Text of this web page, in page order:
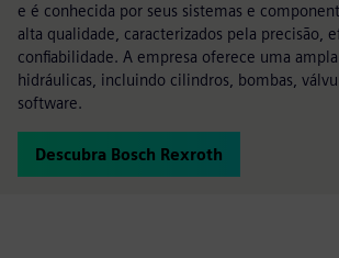
e é conhecida por seus sistemas e
alta qualidade, caracterizados pela precisão,
confiabilidade. A empresa oferece uma
hidráulicas, incluindo cilindros, bombas,
software.
Descubra Bosch Rexroth